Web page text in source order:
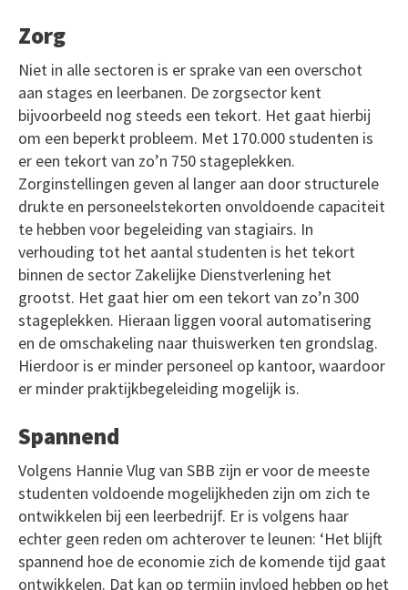
Zorg
Niet in alle sectoren is er sprake van een overschot
aan stages en leerbanen. De zorgsector kent
bijvoorbeeld nog steeds een tekort. Het gaat hierbij
om een beperkt probleem. Met 170.000 studenten is
er een tekort van zo’n 750 stageplekken.
Zorginstellingen geven al langer aan door structurele
drukte en personeelstekorten onvoldoende capaciteit
te hebben voor begeleiding van stagiairs. In
verhouding tot het aantal studenten is het tekort
binnen de sector Zakelijke Dienstverlening het
grootst. Het gaat hier om een tekort van zo’n 300
stageplekken. Hieraan liggen vooral automatisering
en de omschakeling naar thuiswerken ten grondslag.
Hierdoor is er minder personeel op kantoor, waardoor
er minder praktijkbegeleiding mogelijk is.
Spannend
Volgens Hannie Vlug van SBB zijn er voor de meeste
studenten voldoende mogelijkheden zijn om zich te
ontwikkelen bij een leerbedrijf. Er is volgens haar
echter geen reden om achterover te leunen: ‘Het blijft
spannend hoe de economie zich de komende tijd gaat
ontwikkelen. Dat kan op termijn invloed hebben op het